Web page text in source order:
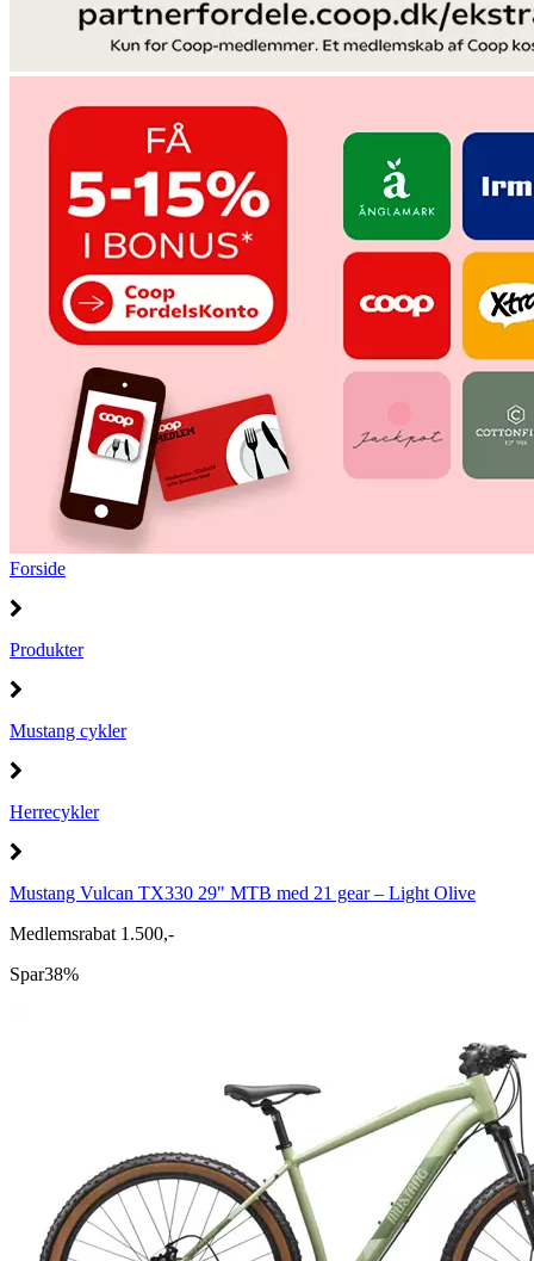
Forside
Produkter
Mustang cykler
Herrecykler
Mustang Vulcan TX330 29" MTB med 21 gear – Light Olive
Medlemsrabat 1.500,-
Spar38%